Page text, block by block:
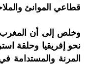
قطاعي الموانئ
وخلص إلى أن المغرب
نحو إفريقيا وحلقة
المرنة والمستدامة